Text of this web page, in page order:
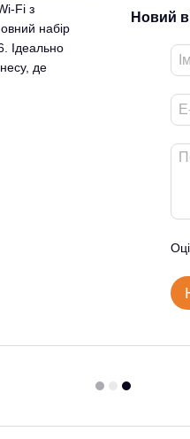
Fi з
набір
Ідеально
де
Новий